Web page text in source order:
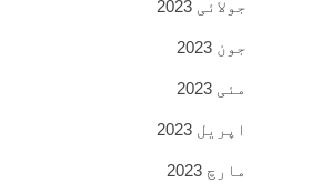
جولائی 2023
جون 2023
مئی 2023
اپریل 2023
مارچ 2023